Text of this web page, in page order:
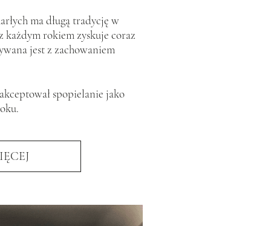
ma długą tradycję w
rokiem zyskuje coraz
jest z zachowaniem
spopielanie jako